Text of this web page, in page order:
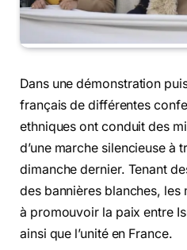
Dans une démonstration
français de différentes
ethniques ont conduit des
d’une marche silencieuse à
dimanche dernier. Tenant
des bannières blanches,
à promouvoir la paix entre
ainsi que l’unité en France.